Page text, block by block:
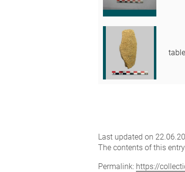
Last updated on
The contents of this
Permalink: https://